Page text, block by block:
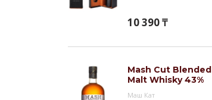
10 390 ₸
Mash Cut Blended
Malt Whisky 43%
Маш Кат